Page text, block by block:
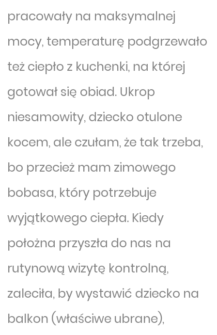
pracowały na maksymalnej
mocy, temperaturę podgrzewało
też ciepło z kuchenki, na której
gotował się obiad. Ukrop
niesamowity, dziecko otulone
kocem, ale czułam, że tak trzeba,
bo przecież mam zimowego
bobasa, który potrzebuje
wyjątkowego ciepła. Kiedy
położna przyszła do nas na
rutynową wizytę kontrolną,
zaleciła, by wystawić dziecko na
balkon (właściwe ubrane),